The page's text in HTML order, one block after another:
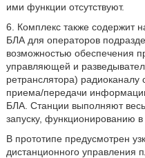
ими функции отсутствуют.
6. Комплекс также содержит
БЛА для операторов
возможностью обеспечения
управляющей и
ретранслятора)
приема/передачи
БЛА. Станции выполняют весь
запуску, функционированию
В прототипе предусмотрен
дистанционного